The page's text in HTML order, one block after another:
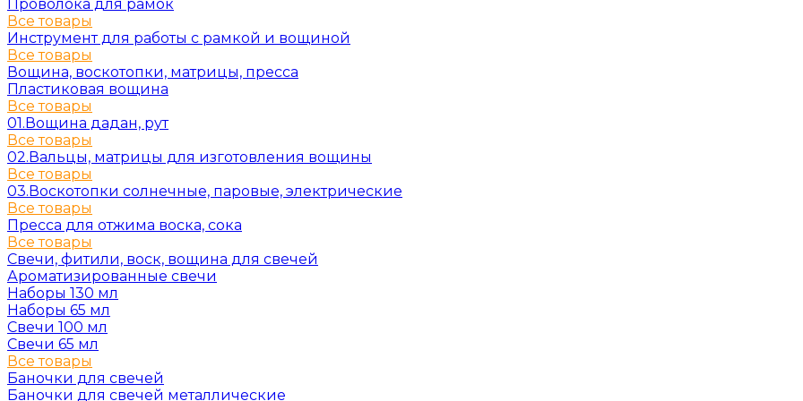
Проволока для рамок
Все товары
Инструмент для работы с рамкой и вощиной
Все товары
Вощина, воскотопки, матрицы, пресса
Пластиковая вощина
Все товары
01.Вощина дадан, рут
Все товары
02.Вальцы, матрицы для изготовления вощины
Все товары
03.Воскотопки солнечные, паровые, электрические
Все товары
Пресса для отжима воска, сока
Все товары
Свечи, фитили, воск, вощина для свечей
Ароматизированные свечи
Наборы 130 мл
Наборы 65 мл
Свечи 100 мл
Свечи 65 мл
Все товары
Баночки для свечей
Баночки для свечей металлические